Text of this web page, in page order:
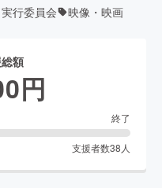
行委員会 映像・映画
額
円
終了
支援者数38 人